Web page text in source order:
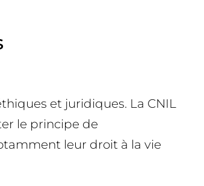
et juridiques. La CNIL
le principe de
leur droit à la vie